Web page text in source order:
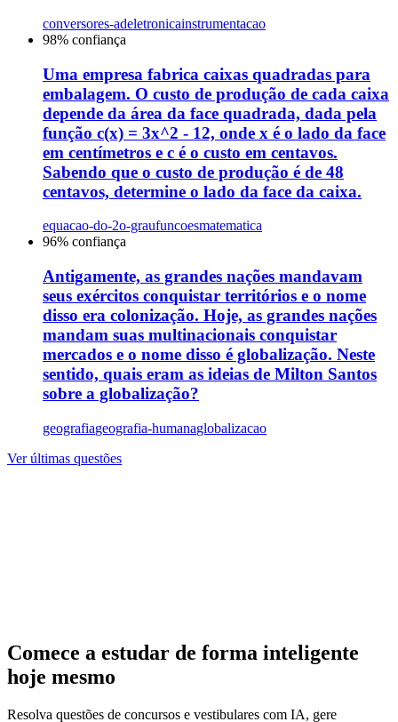
conversores-adeletronicainstrumentacao
98% confiança
Uma empresa fabrica caixas quadradas para
embalagem. O custo de produção de cada caixa
depende da área da face quadrada, dada pela
função c(x) = 3x^2 - 12, onde x é o lado da face
em centímetros e c é o custo em centavos.
Sabendo que o custo de produção é de 48
centavos, determine o lado da face da caixa.
equacao-do-2o-graufuncoesmatematica
96% confiança
Antigamente, as grandes nações mandavam
seus exércitos conquistar territórios e o nome
disso era colonização. Hoje, as grandes nações
mandam suas multinacionais conquistar
mercados e o nome disso é globalização. Neste
sentido, quais eram as ideias de Milton Santos
sobre a globalização?
geografiageografia-humanaglobalizacao
Ver últimas questões
Comece a estudar de forma inteligente
hoje mesmo
Resolva questões de concursos e vestibulares com IA, gere